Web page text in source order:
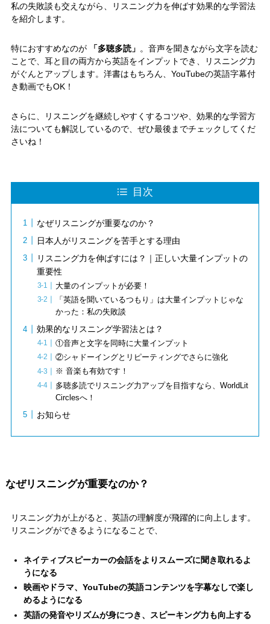
私の失敗談も交えながら、リスニング力を伸ばす効果的な学習法
を紹介します。
特におすすめなのが 「多聴多読」 。音声を聞きながら文字を読む
ことで、耳と目の両方から英語をインプットでき、リスニング力
がぐんとアップします。洋書はもちろん、YouTubeの英語字幕付
き動画でもOK！
さらに、リスニングを継続しやすくするコツや、効果的な学習方
法についても解説しているので、ぜひ最後までチェックしてくだ
さいね！
目次
なぜリスニングが重要なのか？
日本人がリスニングを苦手とする理由
リスニング力を伸ばすには？｜正しい大量インプットの
重要性
大量のインプットが必要！
「英語を聞いているつもり」は大量インプットじゃな
かった：私の失敗談
効果的なリスニング学習法とは？
①音声と文字を同時に大量インプット
②シャドーイングとリピーティングでさらに強化
※ 音楽も有効です！
多聴多読でリスニング力アップを目指すなら、WorldLit
Circlesへ！
お知らせ
なぜリスニングが重要なのか？
リスニング力が上がると、英語の理解度が飛躍的に向上します。
リスニングができるようになることで、
ネイティブスピーカーの会話をよりスムーズに聞き取れるよ
うになる
映画やドラマ、YouTubeの英語コンテンツを字幕なしで楽し
めるようになる
英語の発音やリズムが身につき、スピーキング力も向上する